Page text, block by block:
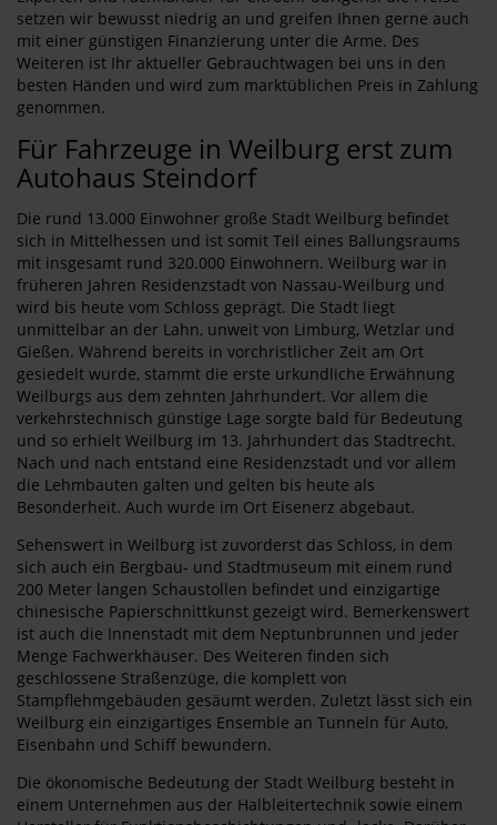
setzen wir bewusst niedrig an und greifen Ihnen gerne auch
mit einer günstigen Finanzierung unter die Arme. Des
Weiteren ist Ihr aktueller Gebrauchtwagen bei uns in den
besten Händen und wird zum marktüblichen Preis in Zahlung
genommen.
Für Fahrzeuge in Weilburg erst zum
Autohaus Steindorf
Die rund 13.000 Einwohner große Stadt Weilburg befindet
sich in Mittelhessen und ist somit Teil eines Ballungsraums
mit insgesamt rund 320.000 Einwohnern. Weilburg war in
früheren Jahren Residenzstadt von Nassau-Weilburg und
wird bis heute vom Schloss geprägt. Die Stadt liegt
unmittelbar an der Lahn, unweit von Limburg, Wetzlar und
Gießen. Während bereits in vorchristlicher Zeit am Ort
gesiedelt wurde, stammt die erste urkundliche Erwähnung
Weilburgs aus dem zehnten Jahrhundert. Vor allem die
verkehrstechnisch günstige Lage sorgte bald für Bedeutung
und so erhielt Weilburg im 13. Jahrhundert das Stadtrecht.
Nach und nach entstand eine Residenzstadt und vor allem
die Lehmbauten galten und gelten bis heute als
Besonderheit. Auch wurde im Ort Eisenerz abgebaut.
Sehenswert in Weilburg ist zuvorderst das Schloss, in dem
sich auch ein Bergbau- und Stadtmuseum mit einem rund
200 Meter langen Schaustollen befindet und einzigartige
chinesische Papierschnittkunst gezeigt wird. Bemerkenswert
ist auch die Innenstadt mit dem Neptunbrunnen und jeder
Menge Fachwerkhäuser. Des Weiteren finden sich
geschlossene Straßenzüge, die komplett von
Stampflehmgebäuden gesäumt werden. Zuletzt lässt sich ein
Weilburg ein einzigartiges Ensemble an Tunneln für Auto,
Eisenbahn und Schiff bewundern.
Die ökonomische Bedeutung der Stadt Weilburg besteht in
einem Unternehmen aus der Halbleitertechnik sowie einem